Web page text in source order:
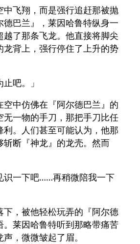
中飞翔，而是强行追赶那被抛
德巴兰』，莱因哈鲁特纵身一
越了那条飞龙。他直接将脚尖
龙背上，强行停住了上升的势
吧。」
空中仿佛在『阿尔德巴兰』的
无一物的手刀，那把手刀比任
利。人们甚至可能认为，他那
斩断『神龙』的龙壳。然而
识一下吧……再稍微陪我一下
下，被他轻松玩弄的『阿尔德
。莱因哈鲁特听到那略带痛苦
，微微皱起了眉。